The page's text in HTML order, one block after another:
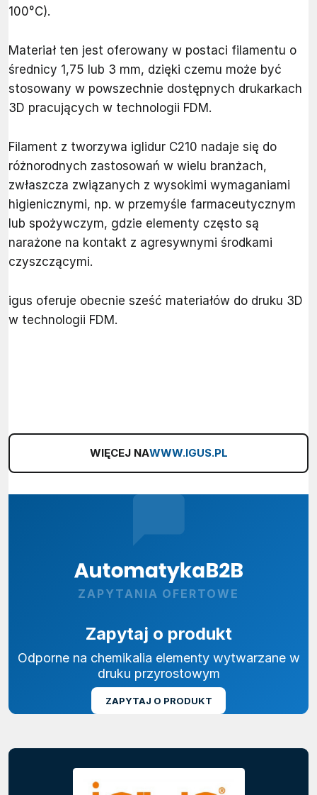
100°C).
Materiał ten jest oferowany w postaci filamentu o
średnicy 1,75 lub 3 mm, dzięki czemu może być
stosowany w powszechnie dostępnych drukarkach
3D pracujących w technologii FDM.
Filament z tworzywa iglidur C210 nadaje się do
różnorodnych zastosowań w wielu branżach,
zwłaszcza związanych z wysokimi wymaganiami
higienicznymi, np. w przemyśle farmaceutycznym
lub spożywczym, gdzie elementy często są
narażone na kontakt z agresywnymi środkami
czyszczącymi.
igus oferuje obecnie sześć materiałów do druku 3D
w technologii FDM.
WIĘCEJ NAWWW.IGUS.PL
ZAPYTANIA OFERTOWE
Zapytaj o produkt
Odporne na chemikalia elementy wytwarzane w
druku przyrostowym
ZAPYTAJ O PRODUKT